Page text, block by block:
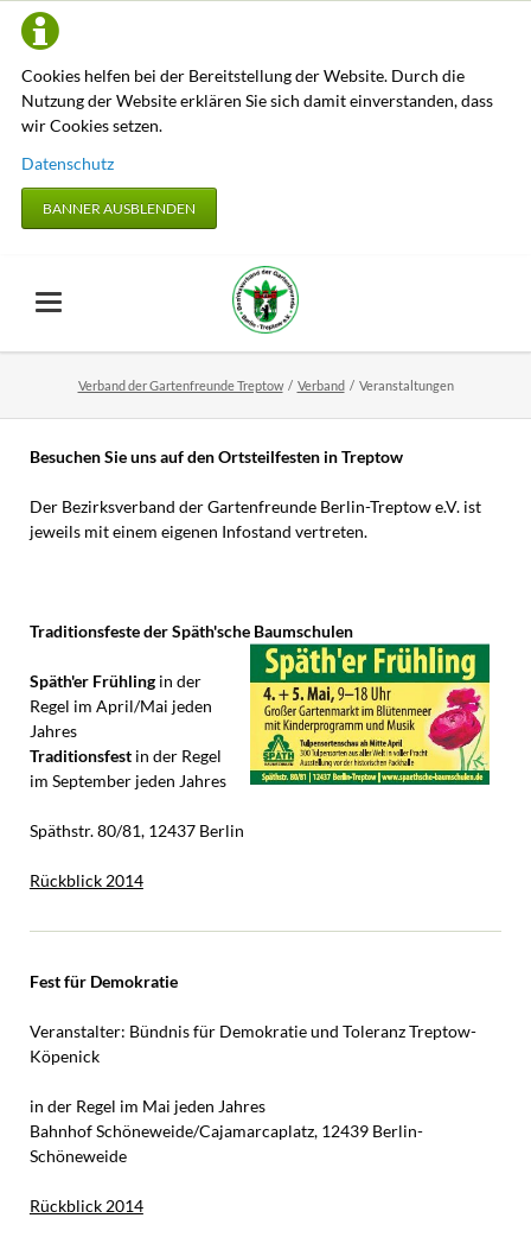
Cookies helfen bei der Bereitstellung der Website. Durch die
Nutzung der Website erklären Sie sich damit einverstanden, dass
wir Cookies setzen.
Datenschutz
BANNER AUSBLENDEN
Verband der Gartenfreunde Treptow Verband Veranstaltungen
Besuchen Sie uns auf den Ortsteilfesten in Treptow
Der Bezirksverband der Gartenfreunde Berlin-Treptow e.V. ist
jeweils mit einem eigenen Infostand vertreten.
Traditionsfeste der Späth'sche Baumschulen
Späth'er Frühlingin der
Regel im April/Mai jeden
Jahres
Traditionsfestin der Regel
im September jeden Jahres
Späthstr. 80/81, 12437 Berlin
Rückblick 2014
Fest für Demokratie
Veranstalter: Bündnis für Demokratie und Toleranz Treptow-
Köpenick
in der Regel im Mai jeden Jahres
Bahnhof Schöneweide/Cajamarcaplatz, 12439 Berlin-
Schöneweide
Rückblick 2014